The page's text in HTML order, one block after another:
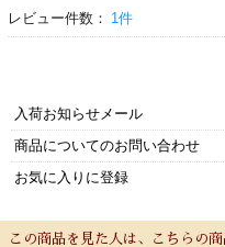
レビュー件数： 1件
入荷お知らせメール
商品についてのお問い合わせ
お気に入りに登録
この商品を見た人は、こちらの